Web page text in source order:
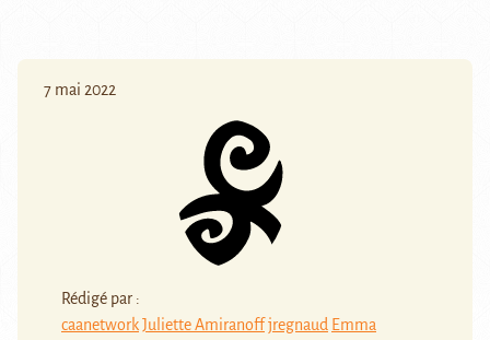
7 mai 2022
Rédigé par :
caanetworkJuliette Amiranoffjregnaud Emma